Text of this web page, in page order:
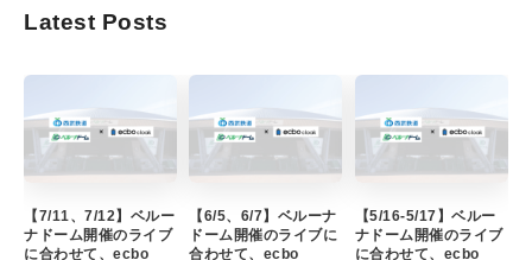
Latest Posts
【7/11、7/12】ベルー
ナドーム開催のライブ
に合わせて、ecbo
【6/5、6/7】ベルーナ
ドーム開催のライブに
合わせて、ecbo
【5/16-5/17】ベルー
ナドーム開催のライブ
に合わせて、ecbo